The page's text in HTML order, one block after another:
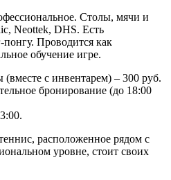
Столы, мячи и
Neottek, DHS. Есть
Проводится как
обучение игре.
(вместе с инвентарем) – 300 руб.
бронирование (до 18:00
расположенное рядом с
уровне, стоит своих